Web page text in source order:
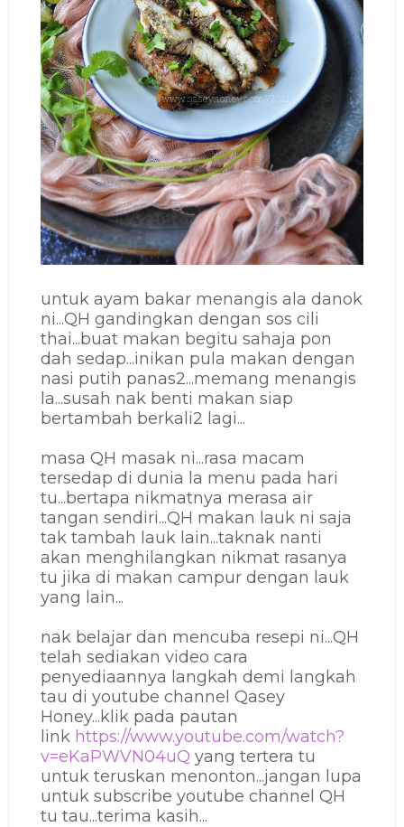
untuk ayam bakar menangis ala danok
ni...QH gandingkan dengan sos cili
thai...buat makan begitu sahaja pon
dah sedap...inikan pula makan dengan
nasi putih panas2...memang menangis
la...susah nak benti makan siap
bertambah berkali2 lagi...
masa QH masak ni...rasa macam
tersedap di dunia la menu pada hari
tu...bertapa nikmatnya merasa air
tangan sendiri...QH makan lauk ni saja
tak tambah lauk lain...taknak nanti
akan menghilangkan nikmat rasanya
tu jika di makan campur dengan lauk
yang lain...
nak belajar dan mencuba resepi ni...QH
telah sediakan video cara
penyediaannya langkah demi langkah
tau di youtube channel Qasey
Honey...klik pada pautan
link https://www.youtube.com/watch?
v=eKaPWVN04uQ yang tertera tu
untuk teruskan menonton...jangan lupa
untuk subscribe youtube channel QH
tu tau...terima kasih...